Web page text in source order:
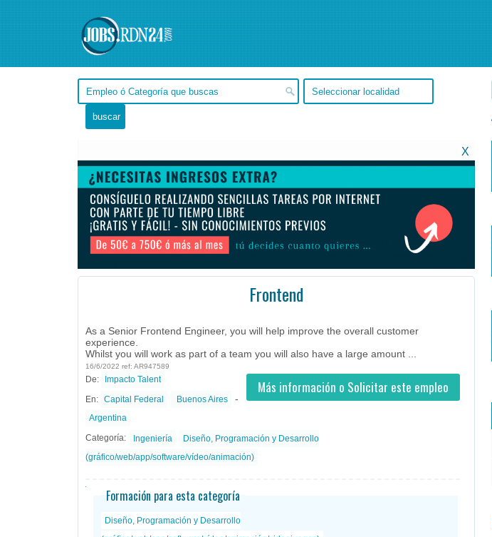
X
Frontend
As a Senior Frontend Engineer, you will help improve the overall customer
experience.
Whilst you will work as part of a team you will also have a large amount ...
16/6/2022 ref: AR947589
Más información o Solicitar este empleo
De: Impacto Talent
En: Capital Federal Buenos Aires -
Argentina
Categoría:
Ingeniería
Diseño, Programación y Desarrollo
(gráfico/web/app/software/vídeo/animación)
Formación para esta categoría
Diseño, Programación y Desarrollo